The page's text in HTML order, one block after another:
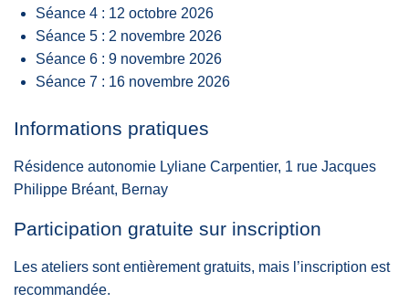
Séance 4 : 12 octobre 2026
Séance 5 : 2 novembre 2026
Séance 6 : 9 novembre 2026
Séance 7 : 16 novembre 2026
Informations pratiques
Résidence autonomie Lyliane Carpentier, 1 rue Jacques
Philippe Bréant, Bernay
Participation gratuite sur inscription
Les ateliers sont entièrement gratuits, mais l’inscription est
recommandée.